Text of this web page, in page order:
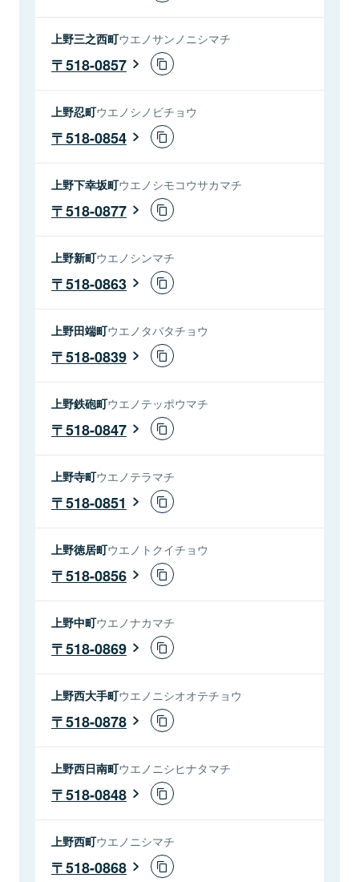
上野三之西町ウエノサンノニシマチ
518-0857
上野忍町ウエノシノビチョウ
518-0854
上野下幸坂町ウエノシモコウサカマチ
518-0877
上野新町ウエノシンマチ
518-0863
上野田端町ウエノタバタチョウ
518-0839
上野鉄砲町ウエノテッポウマチ
518-0847
上野寺町ウエノテラマチ
518-0851
上野徳居町ウエノトクイチョウ
518-0856
上野中町ウエノナカマチ
518-0869
上野西大手町ウエノニシオオテチョウ
518-0878
上野西日南町ウエノニシヒナタマチ
518-0848
上野西町ウエノニシマチ
518-0868